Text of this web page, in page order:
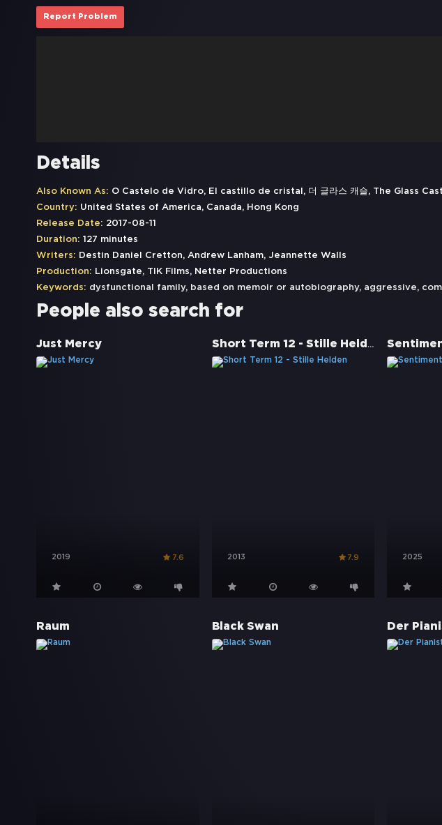
Report Problem
Details
Also Known As: O Castelo de Vidro, El castillo de cristal, 더 글라스 캐슬, The Glass
Country: United States of America, Canada, Hong Kong
Release Date: 2017-08-11
Duration: 127 minutes
Writers: Destin Daniel Cretton, Andrew Lanham, Jeannette Walls
Production: Lionsgate, TIK Films, Netter Productions
Keywords: dysfunctional family, based on memoir or autobiography, aggressive,
People also search for
Just Mercy
2019 7.6
Short Term 12 - Stille Helden
2013 7.9 2025
Raum Black Swan Der